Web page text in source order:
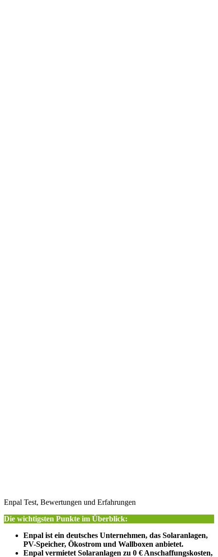
Enpal Test, Bewertungen und Erfahrungen
Die wichtigsten Punkte im Überblick:
Enpal ist ein deutsches Unternehmen, das Solaranlagen,
PV-Speicher, Ökostrom und Wallboxen anbietet.
Enpal vermietet Solaranlagen zu 0 € Anschaffungskosten,